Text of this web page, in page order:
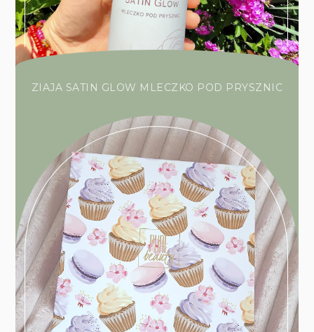
ZIAJA SATIN GLOW MLECZKO POD PRYSZNIC